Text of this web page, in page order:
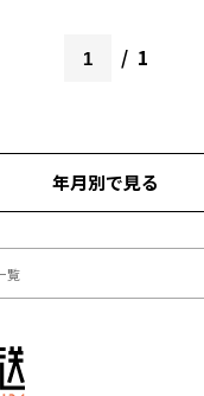
1
年月別で見る
年10月
年08月
年04月
覧